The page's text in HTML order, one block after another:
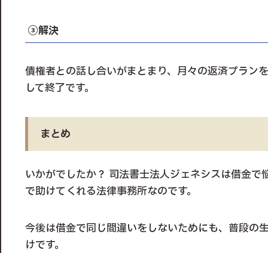
③解決
債権者との話し合いがまとまり、月々の返済プラン
して終了です。
まとめ
いかがでしたか？ 司法書士法人ジェネシスは借金で
で助けてくれる法律事務所なのです。
今後は借金で同じ間違いをしないためにも、普段の
けです。